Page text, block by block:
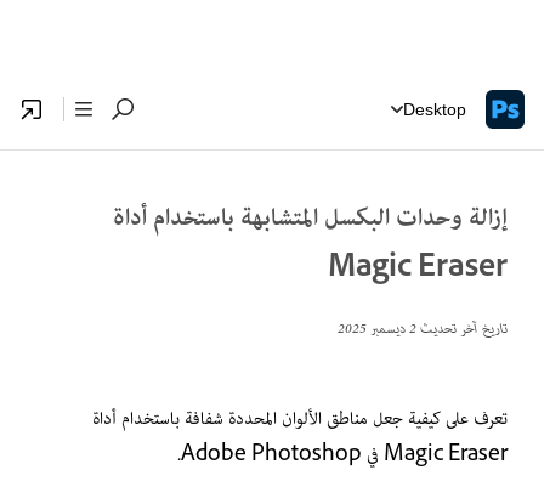
Desktop
إزالة وحدات البكسل المتشابهة باستخدام أداة
Magic Eraser
تاريخ آخر تحديث2 ديسمبر 2025
تعرف على كيفية جعل مناطق الألوان المحددة شفافة باستخدام أداة
Magic Eraser في Adobe Photoshop.